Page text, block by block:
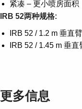
紧凑 – 更小喷房面
IRB 52两种规格:
IRB 52 / 1.2 m 垂直臂
IRB 52 / 1.45 m 垂直
更多信息